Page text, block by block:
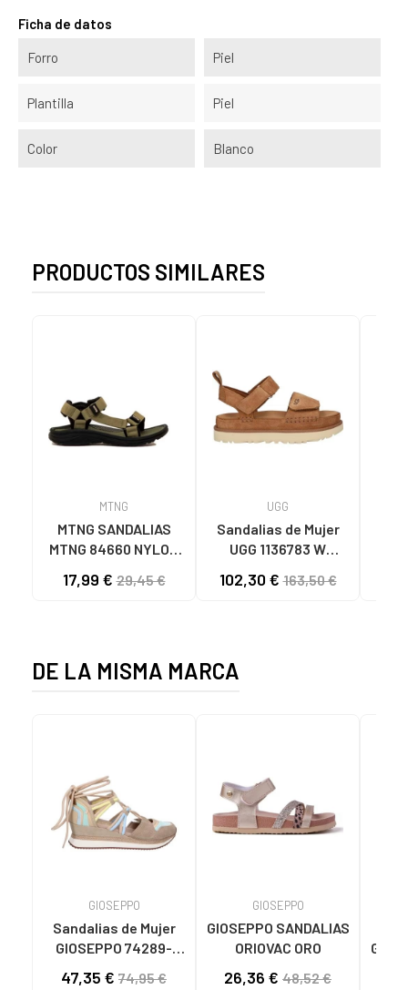
Ficha de datos
Forro Piel
Plantilla Piel
Color Blanco
PRODUCTOS SIMILARES
MTNG
MTNG SANDALIAS
MTNG 84660 NYLON
C59785 - - NYLON
17,99 €29,45 €
UGG
Sandalias de Mujer
UGG 1136783 W
CHESTNUT
102,30 €163,50 €
DE LA MISMA MARCA
GIOSEPPO
Sandalias de Mujer
GIOSEPPO 74289-
47,35 € 74,95 €
GIOSEPPO
GIOSEPPO SANDALIAS
ORIOVAC ORO
26,36 € 48,52 €